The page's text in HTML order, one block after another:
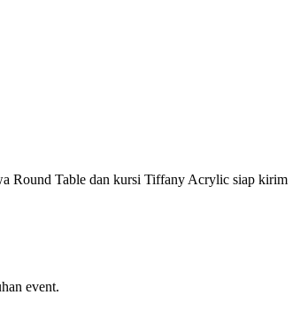
Round Table dan kursi Tiffany Acrylic siap kirim
event.